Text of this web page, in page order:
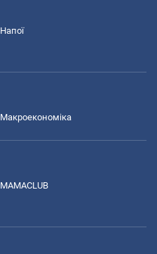
Напої
Макроекономіка
MAMACLUB